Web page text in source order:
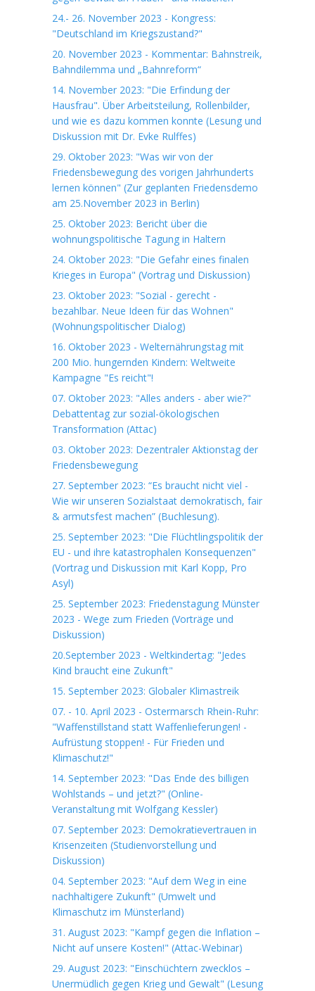
24.- 26. November 2023 - Kongress:
"Deutschland im Kriegszustand?"
20. November 2023 - Kommentar: Bahnstreik,
Bahndilemma und „Bahnreform“
14. November 2023: "Die Erfindung der
Hausfrau". Über Arbeitsteilung, Rollenbilder,
und wie es dazu kommen konnte (Lesung und
Diskussion mit Dr. Evke Rulffes)
29. Oktober 2023: "Was wir von der
Friedensbewegung des vorigen Jahrhunderts
lernen können" (Zur geplanten Friedensdemo
am 25.November 2023 in Berlin)
25. Oktober 2023: Bericht über die
wohnungspolitische Tagung in Haltern
24. Oktober 2023: "Die Gefahr eines finalen
Krieges in Europa" (Vortrag und Diskussion)
23. Oktober 2023: "Sozial - gerecht -
bezahlbar. Neue Ideen für das Wohnen"
(Wohnungspolitischer Dialog)
16. Oktober 2023 - Welternährungstag mit
200 Mio. hungernden Kindern: Weltweite
Kampagne "Es reicht"!
07. Oktober 2023: "Alles anders - aber wie?"
Debattentag zur sozial-ökologischen
Transformation (Attac)
03. Oktober 2023: Dezentraler Aktionstag der
Friedensbewegung
27. September 2023: “Es braucht nicht viel -
Wie wir unseren Sozialstaat demokratisch, fair
& armutsfest machen” (Buchlesung).
25. September 2023: "Die Flüchtlingspolitik der
EU - und ihre katastrophalen Konsequenzen"
(Vortrag und Diskussion mit Karl Kopp, Pro
Asyl)
25. September 2023: Friedenstagung Münster
2023 - Wege zum Frieden (Vorträge und
Diskussion)
20.September 2023 - Weltkindertag: "Jedes
Kind braucht eine Zukunft"
15. September 2023: Globaler Klimastreik
07. - 10. April 2023 - Ostermarsch Rhein-Ruhr:
"Waffenstillstand statt Waffenlieferungen! -
Aufrüstung stoppen! - Für Frieden und
Klimaschutz!"
14. September 2023: "Das Ende des billigen
Wohlstands – und jetzt?" (Online-
Veranstaltung mit Wolfgang Kessler)
07. September 2023: Demokratievertrauen in
Krisenzeiten (Studienvorstellung und
Diskussion)
04. September 2023: "Auf dem Weg in eine
nachhaltigere Zukunft" (Umwelt und
Klimaschutz im Münsterland)
31. August 2023: "Kampf gegen die Inflation –
Nicht auf unsere Kosten!" (Attac-Webinar)
29. August 2023: "Einschüchtern zwecklos –
Unermüdlich gegen Krieg und Gewalt" (Lesung